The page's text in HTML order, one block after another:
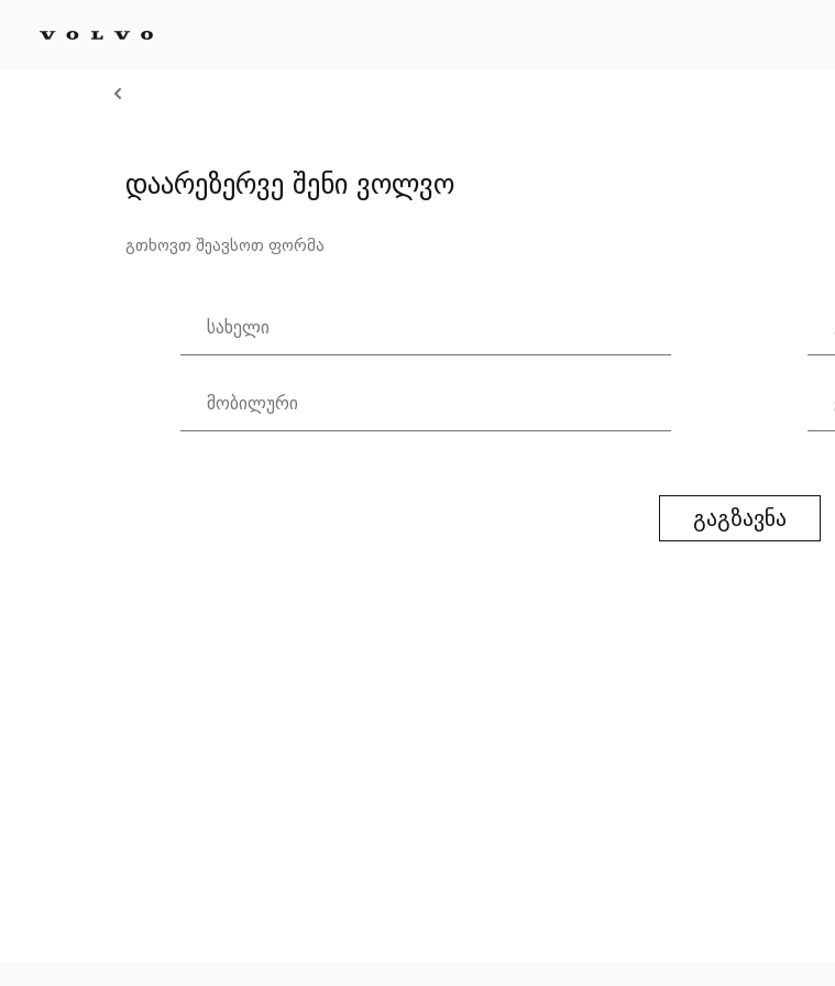
დაარეზერვე შენი ვოლვო
გთხოვთ შეავსოთ ფორმა
გაგზავნა